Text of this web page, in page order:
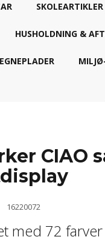
SKOLEARTIKLER
HUSHOLDNING &
CIAO
16220072
med 72 farver